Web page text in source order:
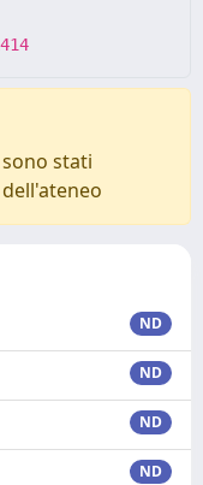
stati
ND
ND
ND
ND